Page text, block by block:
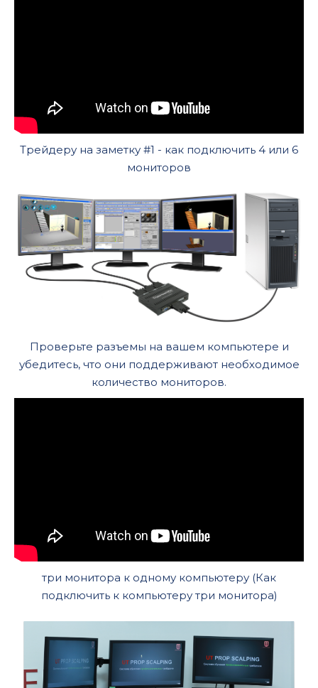
Трейдеру на заметку #1 - как подключить 4 или 6
мониторов
Проверьте разъемы на вашем компьютере и
убедитесь, что они поддерживают необходимое
количество мониторов.
три монитора к одному компьютеру (Как
подключить к компьютеру три монитора)